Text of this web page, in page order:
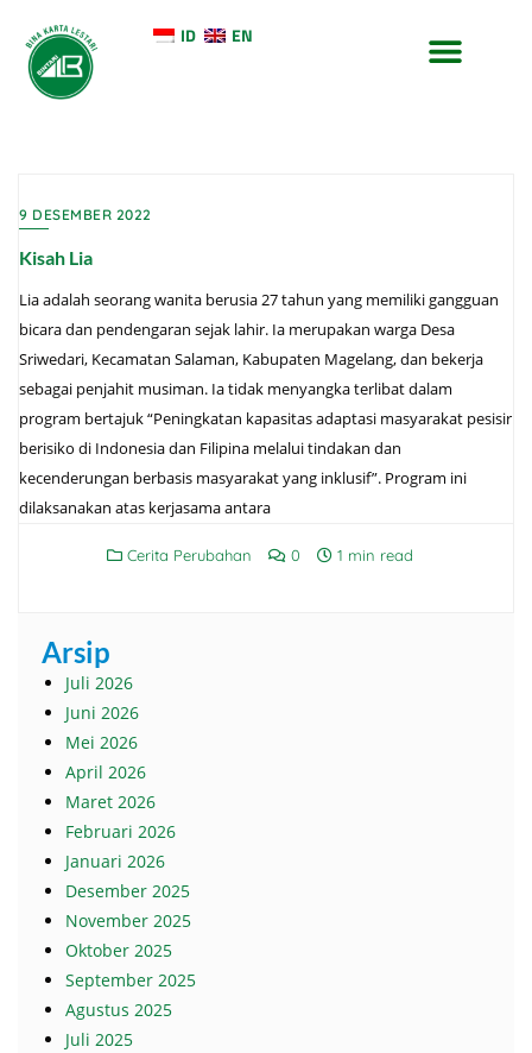
ID EN
9 DESEMBER 2022
Kisah Lia
Lia adalah seorang wanita berusia 27 tahun yang memiliki gangguan
bicara dan pendengaran sejak lahir. Ia merupakan warga Desa
Sriwedari, Kecamatan Salaman, Kabupaten Magelang, dan bekerja
sebagai penjahit musiman. Ia tidak menyangka terlibat dalam
program bertajuk “Peningkatan kapasitas adaptasi masyarakat pesisir
berisiko di Indonesia dan Filipina melalui tindakan dan
kecenderungan berbasis masyarakat yang inklusif”. Program ini
dilaksanakan atas kerjasama antara
Cerita Perubahan 0 1 min read
Arsip
Juli 2026
Juni 2026
Mei 2026
April 2026
Maret 2026
Februari 2026
Januari 2026
Desember 2025
November 2025
Oktober 2025
September 2025
Agustus 2025
Juli 2025